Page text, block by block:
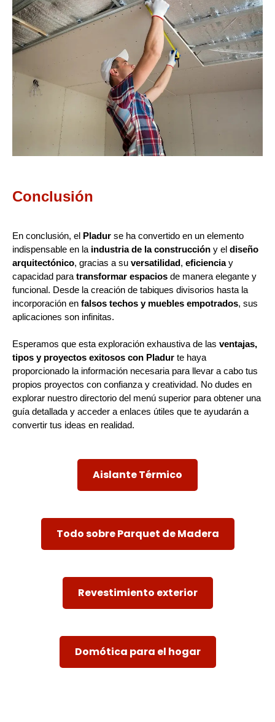
Conclusión
En conclusión, el Pladur se ha convertido en un elemento
indispensable en la industria de la construcción y el diseño
arquitectónico, gracias a su versatilidad, eficienciay
capacidad para transformar espacios de manera elegante y
funcional. Desde la creación de tabiques divisorios hasta la
incorporación en falsos techos y muebles empotrados, sus
aplicaciones son infinitas.
Esperamos que esta exploración exhaustiva de las ventajas,
tipos y proyectos exitosos con Pladur te haya
proporcionado la información necesaria para llevar a cabo tus
propios proyectos con confianza y creatividad. No dudes en
explorar nuestro directorio del menú superior para obtener una
guía detallada y acceder a enlaces útiles que te ayudarán a
convertir tus ideas en realidad.
Aislante Térmico
Todo sobre Parquet de Madera
Revestimiento exterior
Domótica para el hogar